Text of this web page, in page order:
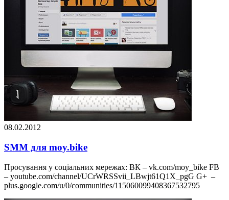
08.02.2012
SMM для moy.bike
Просування у соціальних мережах: ВК – vk.com/moy_bike FB
– youtube.com/channel/UCrWRSSvii_LBwjt61Q1X_pgG G+ –
plus.google.com/u/0/communities/115060099408367532795